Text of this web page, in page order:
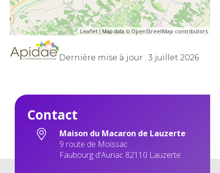
Leaflet | Map data © OpenStreetMap contributors
Dernière mise à jour : 3 juillet 2026
Contact
Maison du Macaron de Lauzerte
9 route de Moissac
Faubourg d'Auriac 82110 Lauzerte